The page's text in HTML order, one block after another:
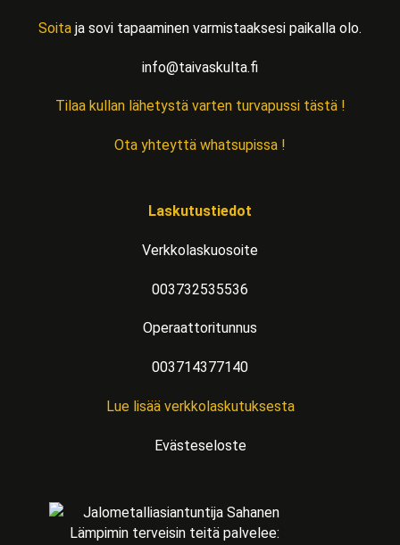
Soita ja sovi tapaaminen varmistaaksesi paikalla olo.
info@taivaskulta.fi
Tilaa kullan lähetystä varten turvapussi tästä !
Ota yhteyttä whatsupissa !
Laskutustiedot
Verkkolaskuosoite
003732535536
Operaattoritunnus
003714377140
Lue lisää verkkolaskutuksesta
Evästeseloste
Lämpimin terveisin teitä palvelee: